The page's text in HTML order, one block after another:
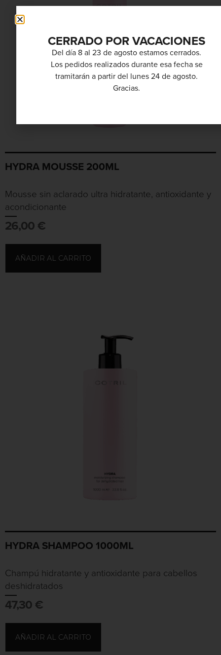
HYDRA MOUSSE 200ML
Mousse sin aclarado ultra hidratante, antioxidante y
acondicionante
26,00 €
AÑADIR AL CARRITO
HYDRA SHAMPOO 1000ML
Champú hidratante y antioxidante para cabellos
deshidratados
47,30 €
AÑADIR AL CARRITO
CERRADO POR VACACIONES
Del día 8 al 23 de agosto estamos cerrados.
Los pedidos realizados durante esa fecha se
tramitarán a partir del lunes 24 de agosto.
Gracias.